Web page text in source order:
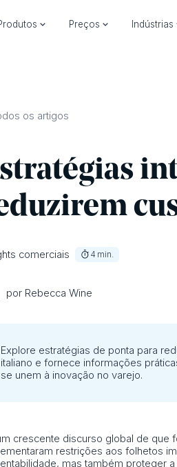
Preços Indústrias
os artigos
comerciais 4 min.
por Rebecca Wine
Explore estratégias de ponta para
italiano e fornece informações
se unem à inovação no varejo.
crescente discurso global de que
restrições aos folhetos
mas também proteger